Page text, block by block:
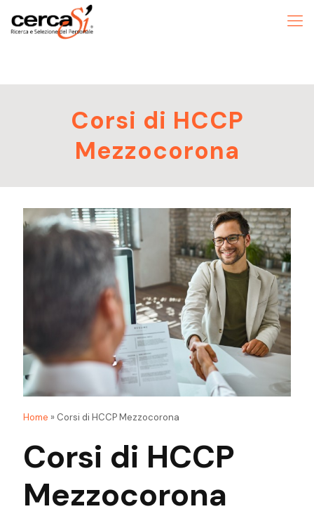
Corsi di HCCP
Mezzocorona
Home » Corsi di HCCP Mezzocorona
Corsi di HCCP
Mezzocorona